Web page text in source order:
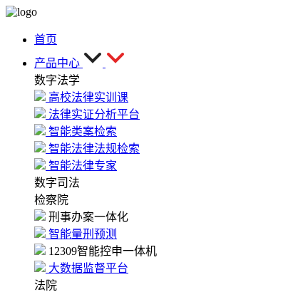
首页
产品中心
数字法学
高校法律实训课
法律实证分析平台
智能类案检索
智能法律法规检索
智能法律专家
数字司法
检察院
刑事办案一体化
智能量刑预测
12309智能控申一体机
大数据监督平台
法院